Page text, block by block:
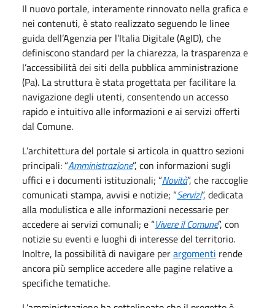
Il nuovo portale, interamente rinnovato nella grafica e
nei contenuti, è stato realizzato seguendo le linee
guida dell’Agenzia per l’Italia Digitale (AgID), che
definiscono standard per la chiarezza, la trasparenza e
l’accessibilità dei siti della pubblica amministrazione
(Pa). La struttura è stata progettata per facilitare la
navigazione degli utenti, consentendo un accesso
rapido e intuitivo alle informazioni e ai servizi offerti
dal Comune.
L’architettura del portale si articola in quattro sezioni
principali: “Amministrazione”, con informazioni sugli
uffici e i documenti istituzionali; “Novità”, che raccoglie
comunicati stampa, avvisi e notizie; “Servizi”, dedicata
alla modulistica e alle informazioni necessarie per
accedere ai servizi comunali; e “Vivere il Comune”, con
notizie su eventi e luoghi di interesse del territorio.
Inoltre, la possibilità di navigare perargomenti rende
ancora più semplice accedere alle pagine relative a
specifiche tematiche.